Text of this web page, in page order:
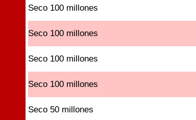
Seco 100 millones
Seco 100 millones
Seco 100 millones
Seco 100 millones
Seco 50 millones